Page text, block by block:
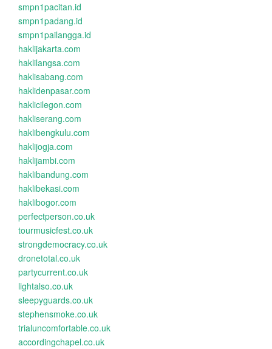
smpn1pacitan.id
smpn1padang.id
smpn1pailangga.id
haklijakarta.com
haklilangsa.com
haklisabang.com
haklidenpasar.com
haklicilegon.com
hakliserang.com
haklibengkulu.com
haklijogja.com
haklijambi.com
haklibandung.com
haklibekasi.com
haklibogor.com
perfectperson.co.uk
tourmusicfest.co.uk
strongdemocracy.co.uk
dronetotal.co.uk
partycurrent.co.uk
lightalso.co.uk
sleepyguards.co.uk
stephensmoke.co.uk
trialuncomfortable.co.uk
accordingchapel.co.uk